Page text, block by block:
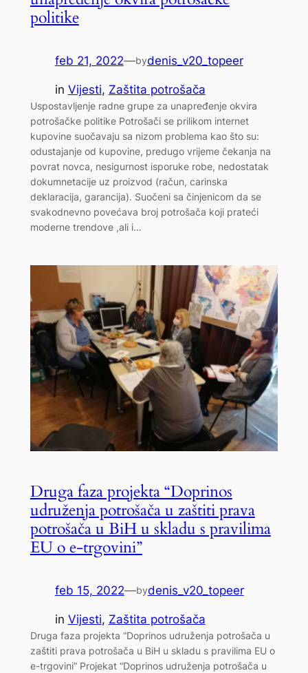
politike
feb 21, 2022—bydenis_v20_topeer
in Vijesti, Zaštita potrošača
Uspostavljenje radne grupe za unapređenje okvira
potrošačke politike Potrošači se prilikom internet
kupovine suočavaju sa nizom problema kao što su:
odustajanje od kupovine, predugo vrijeme čekanja na
povrat novca, nesigurnost isporuke robe, nedostatak
dokumnetacije uz proizvod (račun, carinska
deklaracija, garancija). Suočeni sa činjenicom da se
svakodnevno povećava broj potrošača koji prateći
moderne trendove ,ali i…
Druga faza projekta “Doprinos
udruženja potrošača u zaštiti prava
potrošača u BiH u skladu s pravilima
EU o e-trgovini”
feb 15, 2022—bydenis_v20_topeer
in Vijesti, Zaštita potrošača
Druga faza projekta “Doprinos udruženja potrošača u
zaštiti prava potrošača u BiH u skladu s pravilima EU o
e-trgovini” Projekat “Doprinos udruženja potrošača u